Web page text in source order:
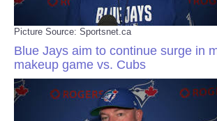
Picture Source: Sportsnet.ca
Blue Jays aim to continue surge in
makeup game vs. Cubs